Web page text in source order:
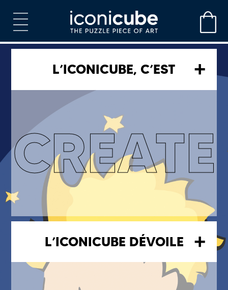
CREATE
L’ICONICUBE, C’EST +
L’ICONICUBE DÉVOILE +